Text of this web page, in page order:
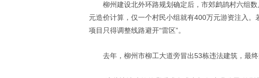
柳州建设北外环路规划确定后，市郊鹧鸪村六组
元造价计算，仅一个村民小组就有400万元游资注入
项目只得调整线路避开“雷区”。
去年，柳州市柳工大道旁冒出53栋违法建筑，最